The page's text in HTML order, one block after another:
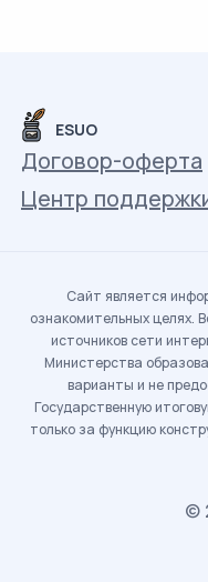
ESUO
Договор-оферта
Центр
Сайт является
ознакомительных целях.
источников сети
Министерства
варианты и не
Государственную
только за функцию
©